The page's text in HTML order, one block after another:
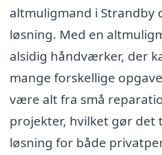
altmuligmand i Strandby
løsning. Med en
alsidig håndværker, der
mange forskellige
være alt fra små
projekter, hvilket gør det
løsning for både